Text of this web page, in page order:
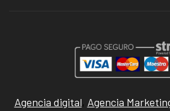
Agencia digital, Agencia